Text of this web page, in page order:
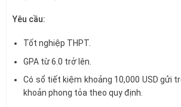
Yêu cầu:
Tốt nghiệp THPT.
GPA từ 6.0 trở lên.
Có sổ tiết kiệm khoảng 10,000 USD gửi
khoản phong tỏa theo quy định.